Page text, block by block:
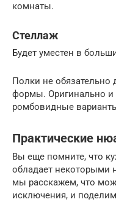
комнаты.
Стеллаж
Будет уместен в
Полки не
формы. Оригинально и
ромбовидные
Практические
Вы еще помните, что
обладает некоторыми
мы расскажем, что
исключения, и